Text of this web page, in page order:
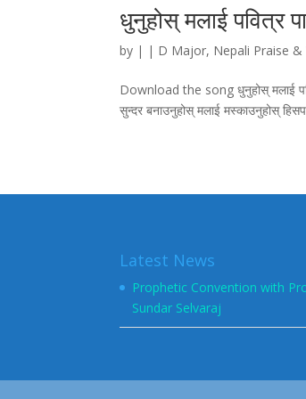
धुनुहोस्‌ मलाई पवित्र
by | | D Major, Nepali Praise
Download the song धुनुहोस्‌ मलाई
सुन्दर बनाउनुहोस्‌ मलाई मस्काउनुहोस्‌
Latest News
Prophetic Convention with
Sundar Selvaraj